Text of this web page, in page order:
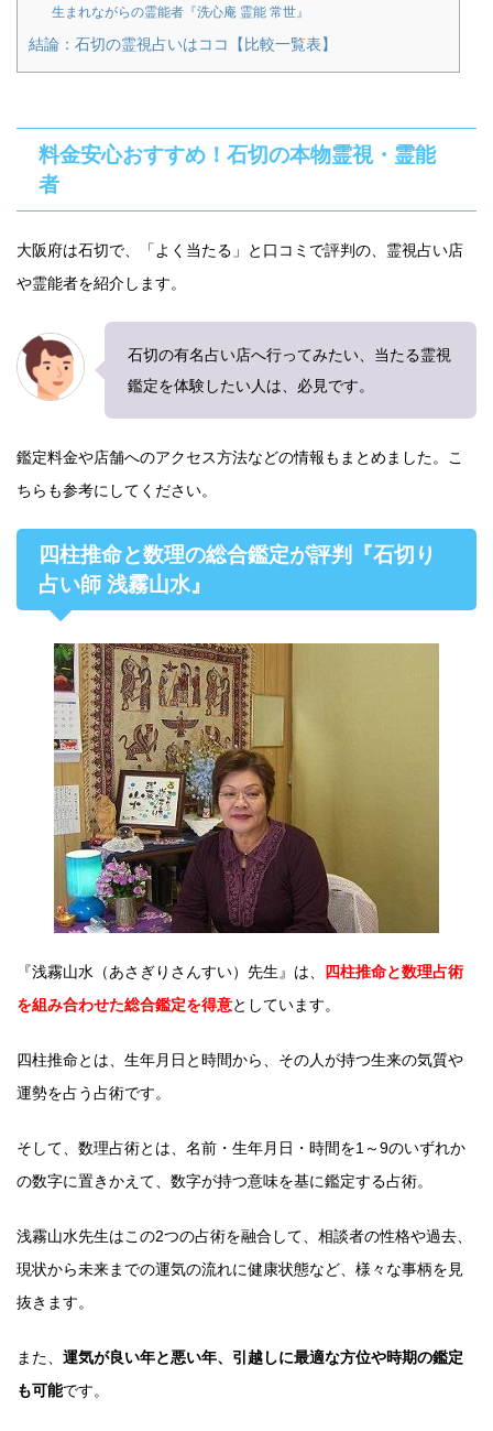
生まれながらの霊能者『洗心庵 霊能 常世』
結論：石切の霊視占いはココ【比較一覧表】
料金安心おすすめ！石切の本物霊視・霊能
者
大阪府は石切で、「よく当たる」と口コミで評判の、霊視占い店
や霊能者を紹介します。
石切の有名占い店へ行ってみたい、当たる霊視
鑑定を体験したい人は、必見です。
鑑定料金や店舗へのアクセス方法などの情報もまとめました。こ
ちらも参考にしてください。
四柱推命と数理の総合鑑定が評判『石切り
占い師 浅霧山水』
『浅霧山水（あさぎりさんすい）先生』は、
四柱推命と数理占術
を組み合わせた総合鑑定を得意としています。
四柱推命とは、生年月日と時間から、その人が持つ生来の気質や
運勢を占う占術です。
そして、数理占術とは、名前・生年月日・時間を1～9のいずれか
の数字に置きかえて、数字が持つ意味を基に鑑定する占術。
浅霧山水先生はこの2つの占術を融合して、相談者の性格や過去、
現状から未来までの運気の流れに健康状態など、様々な事柄を見
抜きます。
また、 運気が良い年と悪い年、引越しに最適な方位や時期の鑑定
も可能です。